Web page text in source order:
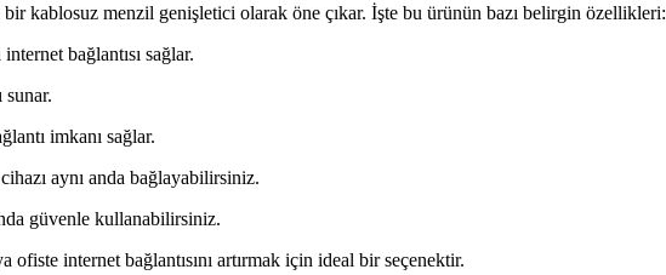
bir kablosuz menzil genişletici olarak öne çıkar. İşte bu ürünün bazı belirgin özellikleri:
bağlantısı sağlar.
sunar.
imkanı sağlar.
aynı anda bağlayabilirsiniz.
güvenle kullanabilirsiniz.
internet bağlantısını artırmak için ideal bir seçenektir.